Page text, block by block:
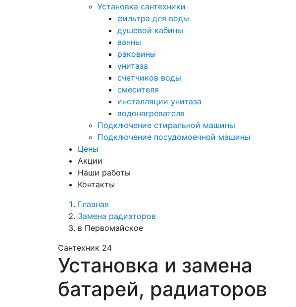
Установка сантехники
фильтра для воды
душевой кабины
ванны
раковины
унитаза
счетчиков воды
смесителя
инсталляции унитаза
водонагревателя
Подключение стиральной машины
Подключение посудомоечной машины
Цены
Акции
Наши работы
Контакты
Главная
Замена радиаторов
в Первомайское
Сантехник 24
Установка и замена
батарей, радиаторов